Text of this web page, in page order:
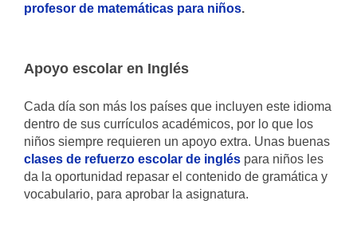
profesor de matemáticas para niños.
Apoyo escolar en Inglés
Cada día son más los países que incluyen este idioma
dentro de sus currículos académicos, por lo que los
niños siempre requieren un apoyo extra. Unas buenas
clases de refuerzo escolar de inglés para niños les
da la oportunidad repasar el contenido de gramática y
vocabulario, para aprobar la asignatura.